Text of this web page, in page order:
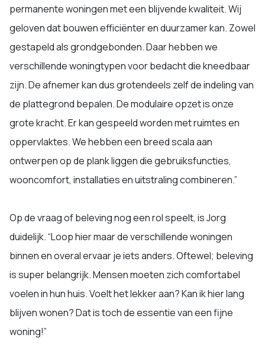
permanente woningen met een blijvende kwaliteit. Wij
geloven dat bouwen efficiënter en duurzamer kan. Zowel
gestapeld als grondgebonden. Daar hebben we
verschillende woningtypen voor bedacht die kneedbaar
zijn. De afnemer kan dus grotendeels zelf de indeling van
de plattegrond bepalen. De modulaire opzet is onze
grote kracht. Er kan gespeeld worden met ruimtes en
oppervlaktes. We hebben een breed scala aan
ontwerpen op de plank liggen die gebruiksfuncties,
wooncomfort, installaties en uitstraling combineren.”
Op de vraag of beleving nog een rol speelt, is Jorg
duidelijk. “Loop hier maar de verschillende woningen
binnen en overal ervaar je iets anders. Oftewel; beleving
is super belangrijk. Mensen moeten zich comfortabel
voelen in hun huis. Voelt het lekker aan? Kan ik hier lang
blijven wonen? Dat is toch de essentie van een fijne
woning!”